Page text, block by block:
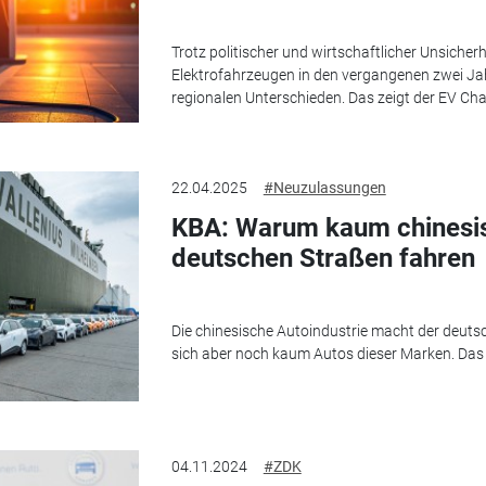
Trotz politischer und wirtschaftlicher
Elektrofahrzeugen in den vergangenen zwei
regionalen Unterschieden. Das zeigt der EV
22.04.2025 #Neuzulassungen
KBA: Warum kaum
deutschen Straßen fahren
Die chinesische Autoindustrie macht der
sich aber noch kaum Autos dieser Marken.
04.11.2024 #ZDK